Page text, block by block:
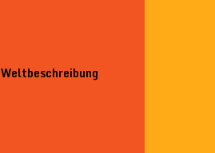
Weltbeschreibung